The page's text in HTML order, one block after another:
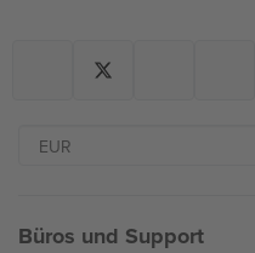
Büros und Support